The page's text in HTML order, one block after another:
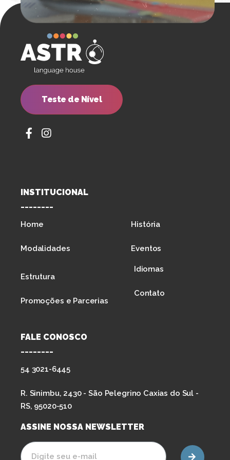
Teste de Nível
INSTITUCIONAL
--------
Home
Modalidades
História
Eventos
Estrutura
Promoções e Parcerias
Idiomas
Contato
FALE CONOSCO
--------
54 3021-6445
R. Sinimbu, 2430 - São Pelegrino Caxias do Sul -
RS, 95020-510
ASSINE NOSSA NEWSLETTER